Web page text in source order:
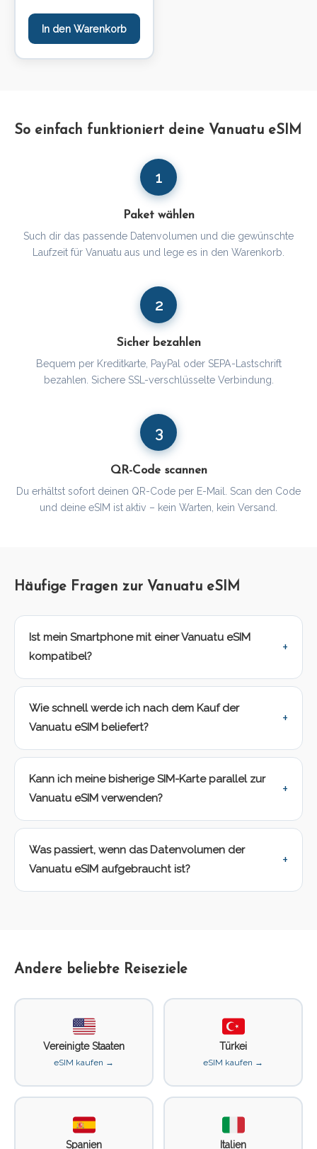
In den Warenkorb
So einfach funktioniert deine Vanuatu eSIM
1
Paket wählen
Such dir das passende Datenvolumen und die gewünschte
Laufzeit für Vanuatu aus und lege es in den Warenkorb.
2
Sicher bezahlen
Bequem per Kreditkarte, PayPal oder SEPA-Lastschrift
bezahlen. Sichere SSL-verschlüsselte Verbindung.
3
QR-Code scannen
Du erhältst sofort deinen QR-Code per E-Mail. Scan den Code
und deine eSIM ist aktiv – kein Warten, kein Versand.
Häufige Fragen zur Vanuatu eSIM
Ist mein Smartphone mit einer Vanuatu eSIM
kompatibel?
Wie schnell werde ich nach dem Kauf der
Vanuatu eSIM beliefert?
Kann ich meine bisherige SIM-Karte parallel zur
Vanuatu eSIM verwenden?
Was passiert, wenn das Datenvolumen der
Vanuatu eSIM aufgebraucht ist?
Andere beliebte Reiseziele
Vereinigte Staaten
eSIM kaufen →
Türkei
eSIM kaufen →
Spanien Italien